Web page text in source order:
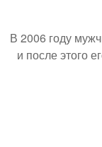
В 2006 году
и после этого